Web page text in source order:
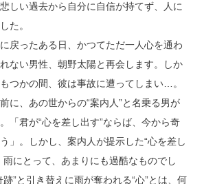
しい過去から自分に自信が持てず、人に
た。
戻ったある日、かつてただ一人心を通わ
ない男性、朝野太陽と再会します。しか
つかの間、彼は事故に遭ってしまい…。
に、あの世からの“案内人”と名乗る男が
「君が“心を差し出す”ならば、今から奇
」。しかし、案内人が提示した“心を差し
雨にとって、あまりにも過酷なものでし
”と引き替えに雨が奪われる“心”とは、何